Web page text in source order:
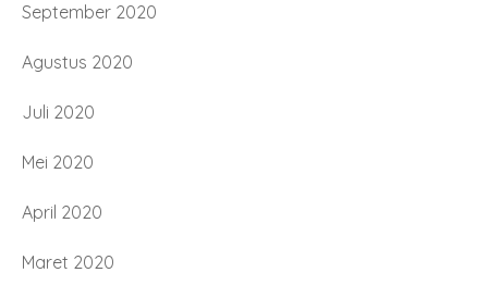
September 2020
Agustus 2020
Juli 2020
Mei 2020
April 2020
Maret 2020